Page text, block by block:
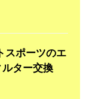
スポーツのエ
ター交換